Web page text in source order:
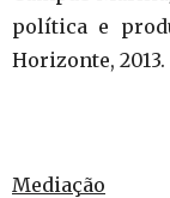
política e
Horizonte, 2013.
Mediação